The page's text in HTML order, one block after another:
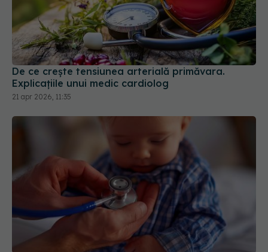
De ce crește tensiunea arterială primăvara.
Explicațiile unui medic cardiolog
21 apr 2026, 11:35